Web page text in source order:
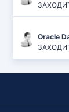
Oracle